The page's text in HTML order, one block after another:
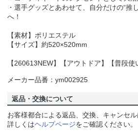
・選手グッズとあわせて、自分だけの“推
へ！
【素材】ポリエステル
【サイズ】約520×520mm
【260613NEW】【アウトドア】【普段使
メーカー品番：ym002925
返品・交換について
お客様都合による返品、交換、キャンセル
詳しくはヘルプページをご確認ください。